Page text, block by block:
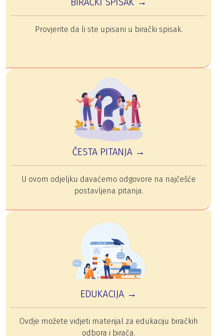
Provjerite da li ste upisani u birački spisak.
ČESTA PITANJA →
U ovom odjeljku davaćemo odgovore na najčešće
postavljena pitanja.
EDUKACIJA →
Ovdje možete vidjeti materijal za edukaciju biračkih
odbora i birača.